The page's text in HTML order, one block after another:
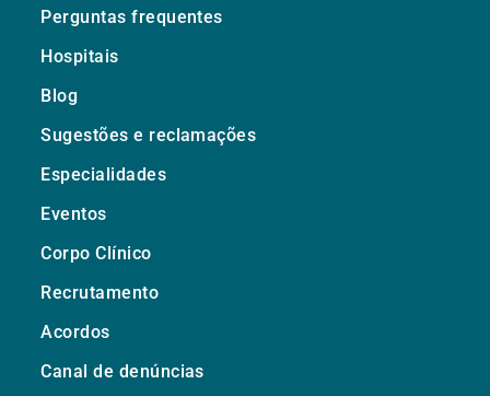
Perguntas frequentes
Hospitais
Blog
Sugestões e reclamações
Especialidades
Eventos
Corpo Clínico
Recrutamento
Acordos
Canal de denúncias